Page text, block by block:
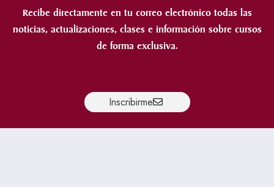
Recibe directamente en tu correo electrónico todas las
noticias, actualizaciones, clases e información sobre cursos
de forma exclusiva.
Inscribirme